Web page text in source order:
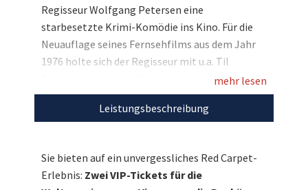
Regisseur Wolfgang Petersen eine
starbesetzte Krimi-Komödie ins Kino. Für die
Neuauflage seines Fernsehfilms aus dem Jahr
1976 holte sich der Regisseur mit u.a. Til
Schweiger, Matthias Schweighöfer, Jan Josef
Liefers und Alexandra Maria Lara alles was Rang
und Namen hat mit in den Cast. Und Sie und Ihre
hautnah mitzuerleben, denn wir versteigern
zwei Plätze für den 13. Dezember auf der
mehr lesen
Leistungsbeschreibung
Sie bieten auf ein unvergessliches Red Carpet-
Erlebnis: Zwei VIP-Tickets für die